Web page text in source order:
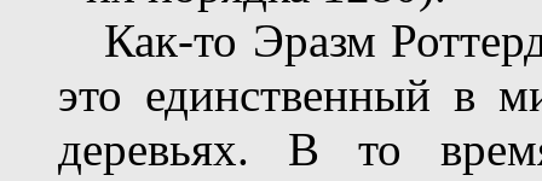
Как-то Эразм
это единственный в
деревьях. В то